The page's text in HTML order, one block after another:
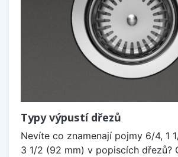
Typy výpustí dřezů
Nevíte co znamenají pojmy 6/4, 1
3 1/2 (92 mm) v popiscích dřezů?